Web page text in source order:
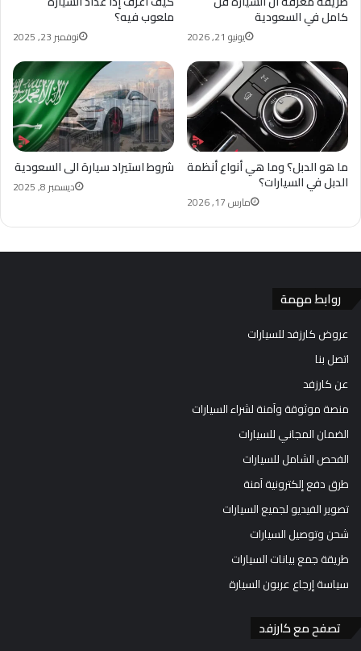
ملعوب فيه؟
نوفمبر 23, 2025
كامل في السعودية
يونيو 21, 2026
شروط استيراد سيارة الى السعودية
ديسمبر 8, 2025
ما هو الدبل؟ وما هي أنواع أنظمة
الدبل في السيارات؟
مارس 17, 2026
روابط مهمة
عروض كارزفد للسيارات
اتصل بنا
عن كارزفد
منصة موثوقة وآمنة لشراء السيارات
الضمان المجاني للسيارات
الفحص الشامل للسيارات
طرق دفع إلكترونية آمنة
تصوير الفيديو لجميع السيارات
شحن وتوصيل السيارات
طريقة جمع بيانات السيارات
سياسة إرجاع عربون السيارة
تصفح مع كارزفد